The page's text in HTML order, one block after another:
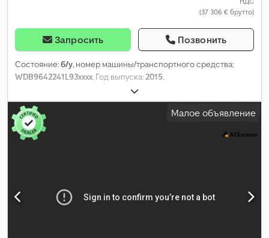
(37 306 € брутто)
Запросить Позвонить
Состояние:б/у, номер машины/транспортного средства:
WDB9642241L93xxxx, Год выпуска:2015,
Малое объявление